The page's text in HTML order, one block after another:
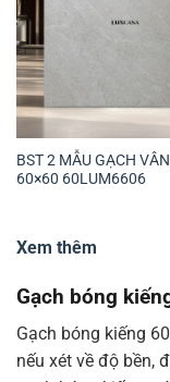
BST 2 MẪU GẠCH
60×60 60LUM6606
Xem thêm
Gạch bóng
Gạch bóng kiếng
nếu xét về độ bền,